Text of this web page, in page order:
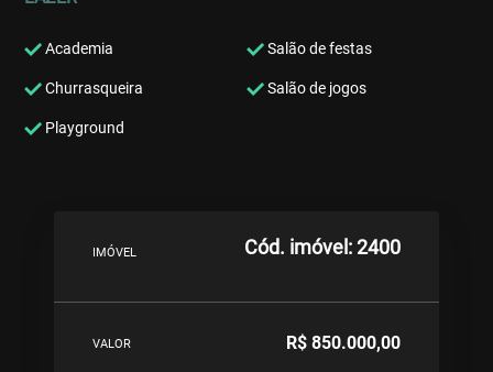
Academia Salão de festas
Churrasqueira Salão de jogos
Playground
IMÓVEL Cód. imóvel: 2400
VALOR R$ 850.000,00